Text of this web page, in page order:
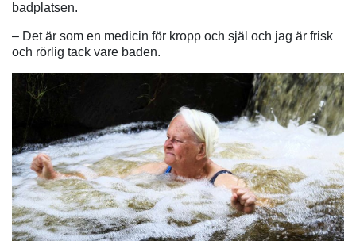
badplatsen.
– Det är som en medicin för kropp och själ och jag är frisk
och rörlig tack vare baden.